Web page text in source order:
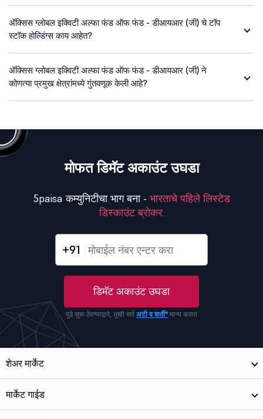
ॲक्सिस ग्लोबल इक्विटी अल्फा फंड ऑफ फंड - डीआयआर (जी) चे टॉप
स्टॉक होल्डिंग्स काय आहेत?
ॲक्सिस ग्लोबल इक्विटी अल्फा फंड ऑफ फंड - डीआयआर (जी) ने
कोणत्या प्रमुख क्षेत्रांमध्ये गुंतवणूक केली आहे?
मोफत डिमॅट अकाउंट उघडा
5paisa कम्युनिटीचा भाग बना - भारताचे पहिले लिस्टेड
डिस्काउंट ब्रोकर.
+91
डिमॅट अकाउंट उघडा
पुढे सुरू ठेवण्याद्वारे, तुम्ही सर्व अटी व शर्ती*मान्य करता
शेअर मार्केट
मार्केट गाईड